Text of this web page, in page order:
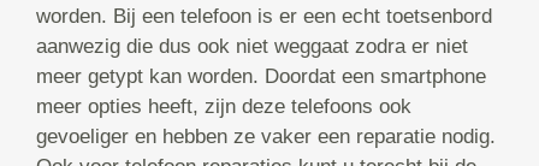
worden. Bij een telefoon is er een echt toetsenbord
aanwezig die dus ook niet weggaat zodra er niet
meer getypt kan worden. Doordat een smartphone
meer opties heeft, zijn deze telefoons ook
gevoeliger en hebben ze vaker een reparatie nodig.